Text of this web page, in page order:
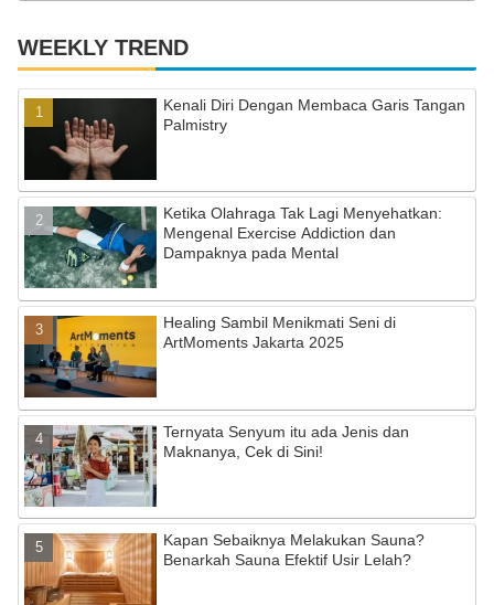
WEEKLY TREND
Kenali Diri Dengan Membaca Garis Tangan
Palmistry
Ketika Olahraga Tak Lagi Menyehatkan:
Mengenal Exercise Addiction dan
Dampaknya pada Mental
Healing Sambil Menikmati Seni di
ArtMoments Jakarta 2025
Ternyata Senyum itu ada Jenis dan
Maknanya, Cek di Sini!
Kapan Sebaiknya Melakukan Sauna?
Benarkah Sauna Efektif Usir Lelah?